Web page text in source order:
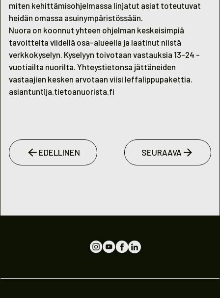
miten kehittämisohjelmassa linjatut asiat toteutuvat
heidän omassa asuinympäristössään.
Nuora on koonnut yhteen ohjelman keskeisimpiä
tavoitteita viidellä osa-alueella ja laatinut niistä
verkkokyselyn. Kyselyyn toivotaan vastauksia 13-24 -
vuotiailta nuorilta. Yhteystietonsa jättäneiden
vastaajien kesken arvotaan viisi leffalippupakettia.
asiantuntija.tietoanuorista.fi
EDELLINEN SEURAAVA